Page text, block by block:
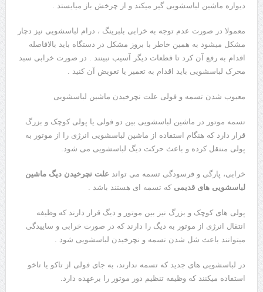
دیواره ماشین لباسشویی گیر میکند و از چرخش باز میایستد .
معمولا در صورت عدم توجه به خرابی بلبرینگ ، درام لباسشویی نیز دچار
مشکل میشود به همین خاطر با بروز مشکل در دستگاه باید بالافاصله
اقدام به رفع آن کرد تا قطعات دیگر آسیب نبینند . در صورت خرابی سبد
محرک لباسشویی باید اقدام به تعمیر یا تعویض آن کنید .
معیوب شدن تسمه و فولی علت نچرخیدن ماشین لباسشویی
تسمه موتور در ماشین لباسشویی بین دو فولی یا پولی کوچک و بزرگ
قرار دارد که هنگام استفاده از ماشین لباسشویی انرژی را از موتور به
پولی منتقل کرده و باعث حرکت دیگ لباسشویی می شود.
خرابی، پارگی و فرسودگی تسمه می تواند علت نچرخیدن دیگ ماشین
لباسشویی های قدیمی که تسمه ای هستند باشد .
پولی های کوچک و بزرگ نیز بین موتور و دیگ قرار دارند که وظیفه
انتقال انرژی از موتور به دیگ را دارند که در صورت خرابی و ساییدگی
میتوانند باعث شل شدن تسمه و نچرخیدن لباسشویی شود .
در لباسشویی های جدید که تسمه ندارند، به جای فولی از تاکو یا تاخو
استفاده میکنند که وظیفه تنظیم دور موتور را برعهده دارد.